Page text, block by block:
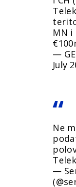
MN i
—
July
Ne
—